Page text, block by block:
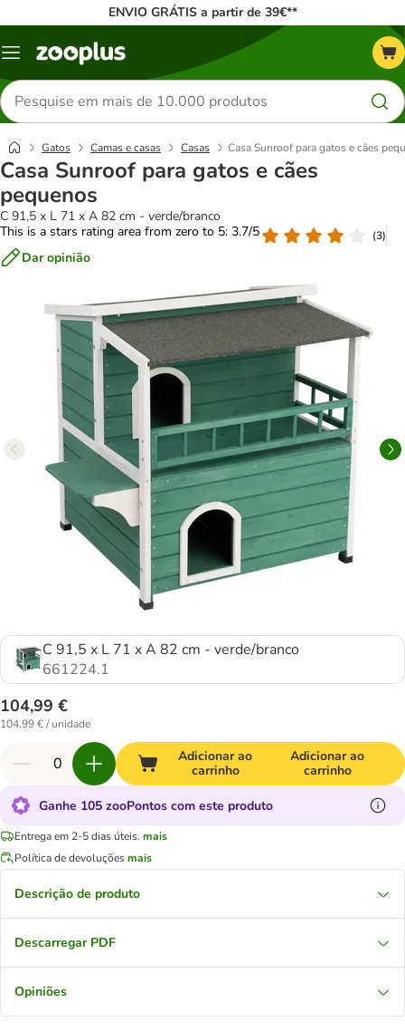
ENVIO GRÁTIS a partir de 39€**
Menu
Pesquisar
produtos
Gatos Camas e casas Casas Casa Sunroof para gatos e cães
Casa Sunroof para gatos e cães
pequenos
C 91,5 x L 71 x A 82 cm - verde/branco
This is a stars rating area from zero to 5: 3.7/5
(3)
Dar opinião
C 91,5 x L 71 x A 82 cm - verde/branco
661224.1
104,99 €
104,99 € / unidade
Adicionar ao
carrinho
Adicionar ao
carrinho
Ganhe 105 zooPontos com este produto
Entrega em 2-5 dias úteis. mais
Política de devoluçõesmais
Descrição de produto
Descarregar PDF
Opiniões